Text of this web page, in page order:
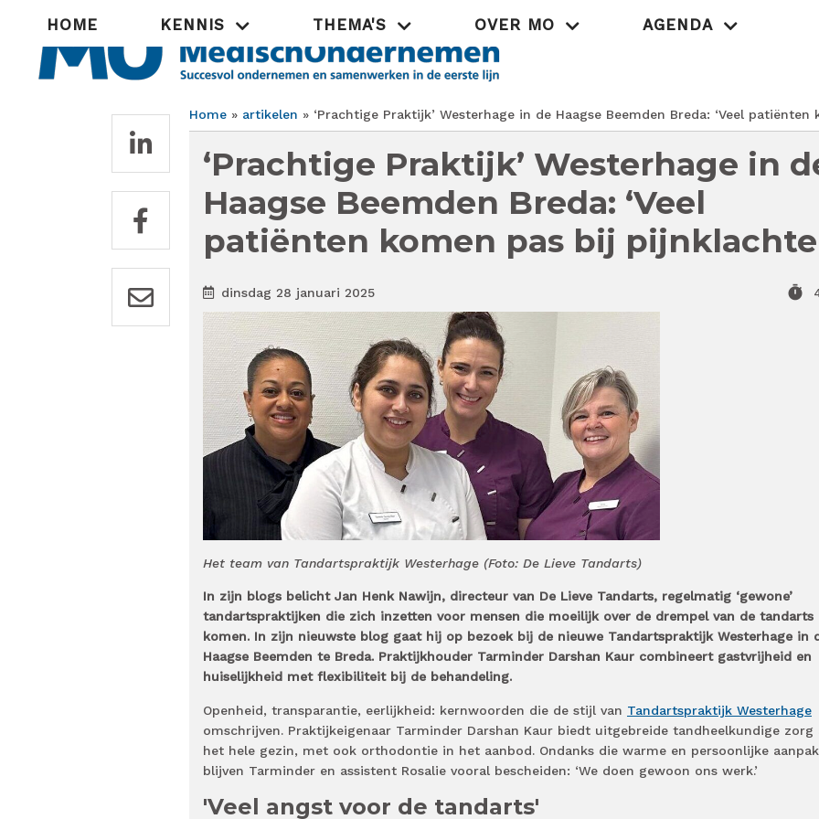
Hoofdnavigatie
HOME KENNIS THEMA'S OVER MO AGENDA
Home artikelen ‘Prachtige Praktijk’ Westerhage in de Haagse Beemden Breda: ‘Veel
‘Prachtige Praktijk’ Westerhage in
Haagse Beemden Breda: ‘Veel
patiënten komen pas bij
dinsdag 28 januari 2025 timer
Het team van Tandartspraktijk Westerhage (Foto: De Lieve Tandarts)
In zijn blogs belicht Jan Henk Nawijn, directeur van De Lieve Tandarts, regelmatig ‘gewone’
tandartspraktijken die zich inzetten voor mensen die moeilijk over de drempel van de tandarts
komen. In zijn nieuwste blog gaat hij op bezoek bij de nieuwe Tandartspraktijk Westerhage in
Haagse Beemden te Breda. Praktijkhouder Tarminder Darshan Kaur combineert gastvrijheid en
huiselijkheid met flexibiliteit bij de behandeling.
Openheid, transparantie, eerlijkheid: kernwoorden die de stijl van Tandartspraktijk Westerhage
omschrijven. Praktijkeigenaar Tarminder Darshan Kaur biedt uitgebreide tandheelkundige zorg
het hele gezin, met ook orthodontie in het aanbod. Ondanks die warme en persoonlijke aanpak
blijven Tarminder en assistent Rosalie vooral bescheiden: ‘We doen gewoon ons werk.’
'Veel angst voor de tandarts'